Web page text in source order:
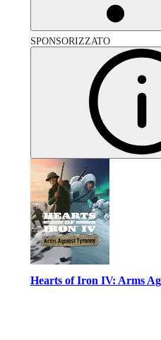
SPONSORIZZATO
Hearts of Iron IV: Arms